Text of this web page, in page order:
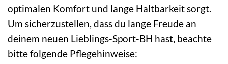
optimalen Komfort und lange Haltbarkeit sorgt.
Um sicherzustellen, dass du lange Freude an
deinem neuen Lieblings-Sport-BH hast, beachte
bitte folgende Pflegehinweise: